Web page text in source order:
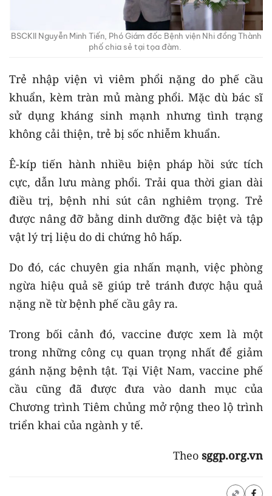
BSCKII Nguyễn Minh Tiến, Phó Giám đốc Bệnh viện Nhi đồng Thành
phố chia sẻ tại tọa đàm.
Trẻ nhập viện vì viêm phổi nặng do phế cầu
khuẩn, kèm tràn mủ màng phổi. Mặc dù bác sĩ
sử dụng kháng sinh mạnh nhưng tình trạng
không cải thiện, trẻ bị sốc nhiễm khuẩn.
Ê-kíp tiến hành nhiều biện pháp hồi sức tích
cực, dẫn lưu màng phổi. Trải qua thời gian dài
điều trị, bệnh nhi sút cân nghiêm trọng. Trẻ
được nâng đỡ bằng dinh dưỡng đặc biệt và tập
vật lý trị liệu do di chứng hô hấp.
Do đó, các chuyên gia nhấn mạnh, việc phòng
ngừa hiệu quả sẽ giúp trẻ tránh được hậu quả
nặng nề từ bệnh phế cầu gây ra.
Trong bối cảnh đó, vaccine được xem là một
trong những công cụ quan trọng nhất để giảm
gánh nặng bệnh tật. Tại Việt Nam, vaccine phế
cầu cũng đã được đưa vào danh mục của
Chương trình Tiêm chủng mở rộng theo lộ trình
triển khai của ngành y tế.
Theo sggp.org.vn